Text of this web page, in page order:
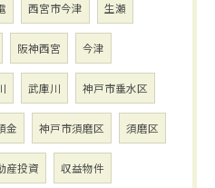
西宮市今津 生瀬
阪神西宮 今津
武庫川 神戸市垂水区
金 神戸市須磨区 須磨区
産投資 収益物件